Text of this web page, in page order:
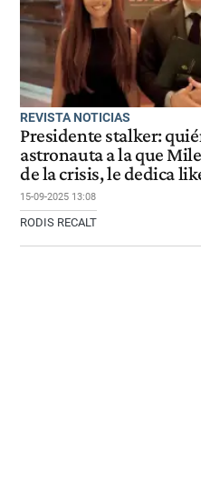
REVISTA NOTICIAS
Presidente stalker:
astronauta a la que
de la crisis, le dedica
15-09-2025 13:08
RODIS RECALT